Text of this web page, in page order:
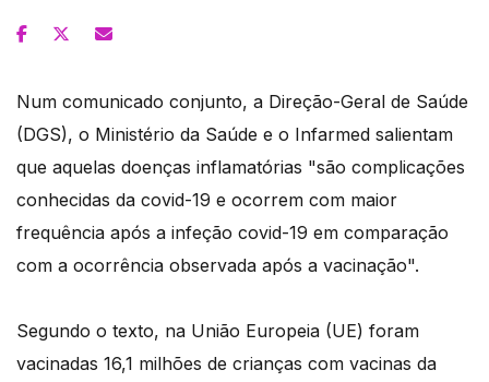
Num comunicado conjunto, a Direção-Geral de Saúde
(DGS), o Ministério da Saúde e o Infarmed salientam
que aquelas doenças inflamatórias "são complicações
conhecidas da covid-19 e ocorrem com maior
frequência após a infeção covid-19 em comparação
com a ocorrência observada após a vacinação".
Segundo o texto, na União Europeia (UE) foram
vacinadas 16,1 milhões de crianças com vacinas da